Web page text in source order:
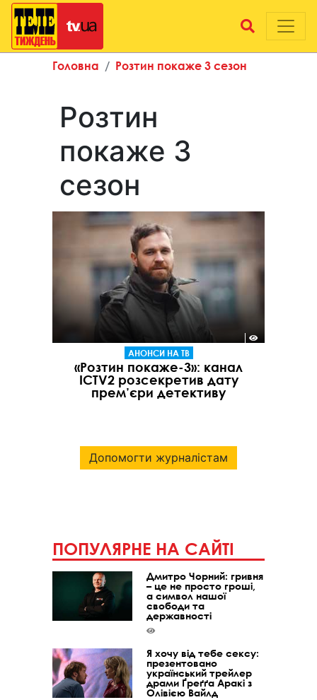
Головна Розтин покаже 3 сезон
Розтин
покаже 3
сезон
АНОНСИ НА ТВ
«Розтин покаже-3»: канал
ICTV2 розсекретив дату
прем’єри детективу
Допомогти журналістам
ПОПУЛЯРНЕ НА САЙТІ
Дмитро Чорний: гривня
– це не просто гроші,
а символ нашої
свободи та
державності
Я хочу від тебе сексу:
презентовано
український трейлер
драми Ґреґґа Аракі з
Олівією Вайлд